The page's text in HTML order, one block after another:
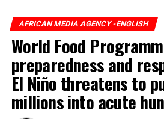
AFRICAN MEDIA AGENCY -ENGLISH
World Food
preparedness and
El Niño threatens to
millions into acute